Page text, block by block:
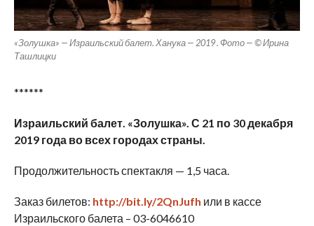
«Золушка» — Израильский балет. Ханука — 2019 . Фото — © Ирина
Ташлицки
******
Израильский балет. «Золушка». С 21 по 30 декабря
2019 года во всех городах страны.
Продолжительность спектакля — 1,5 часа.
Заказ билетов: http://bit.ly/2QnJufh или в кассе
Израильского балета – 03-6046610